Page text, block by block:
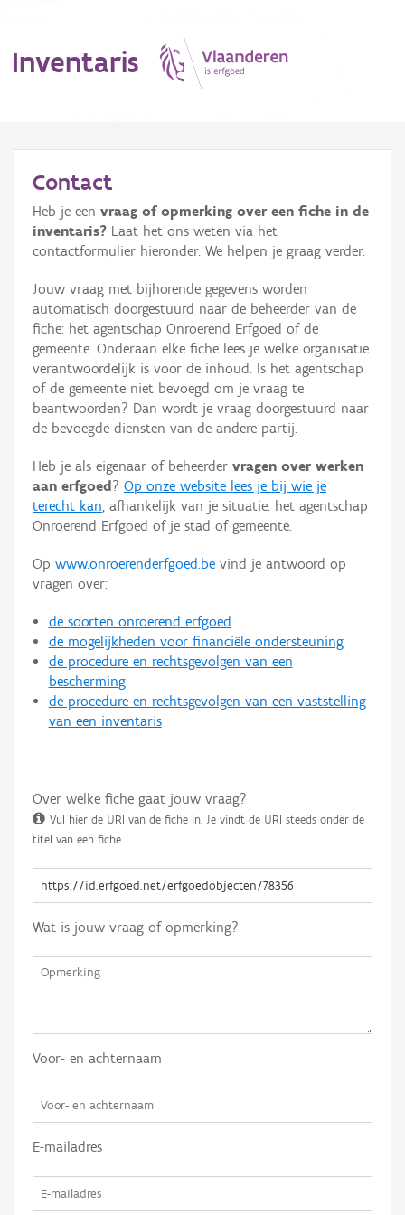
Inventaris
Erfgoedobject
Aanduidingsobject
Waarneming
Thema
Gebeurtenis
Persoon of collectief
Hergebruik
Aanmelden
Contact
Heb je een vraag of opmerking over een fiche in de
inventaris? Laat het ons weten via het
contactformulier hieronder. We helpen je graag verder.
Jouw vraag met bijhorende gegevens worden
automatisch doorgestuurd naar de beheerder van de
fiche: het agentschap Onroerend Erfgoed of de
gemeente. Onderaan elke fiche lees je welke organisatie
verantwoordelijk is voor de inhoud. Is het agentschap
of de gemeente niet bevoegd om je vraag te
beantwoorden? Dan wordt je vraag doorgestuurd naar
de bevoegde diensten van de andere partij.
Heb je als eigenaar of beheerder vragen over werken
aan erfgoed ? Op onze website lees je bij wie je
terecht kan, afhankelijk van je situatie: het agentschap
Onroerend Erfgoed of je stad of gemeente.
Op www.onroerenderfgoed.be vind je antwoord op
vragen over:
de soorten onroerend erfgoed
de mogelijkheden voor financiële ondersteuning
de procedure en rechtsgevolgen van een
bescherming
de procedure en rechtsgevolgen van een vaststelling
van een inventaris
Over welke fiche gaat jouw vraag?
Vul hier de URI van de fiche in. Je vindt de URI steeds onder de
titel van een fiche.
Wat is jouw vraag of opmerking?
Voor- en achternaam
E-mailadres